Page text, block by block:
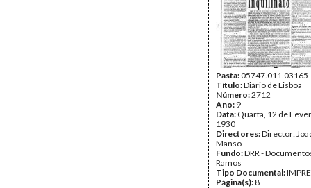
Pasta:05747.011.03165
Título:Diário de Lisboa
Número:2712
Ano: 9
Data: Quarta, 12 de
1930
Directores:Director:
Manso
Fundo:DRR -
Ramos
Tipo Documental:
Página(s): 8